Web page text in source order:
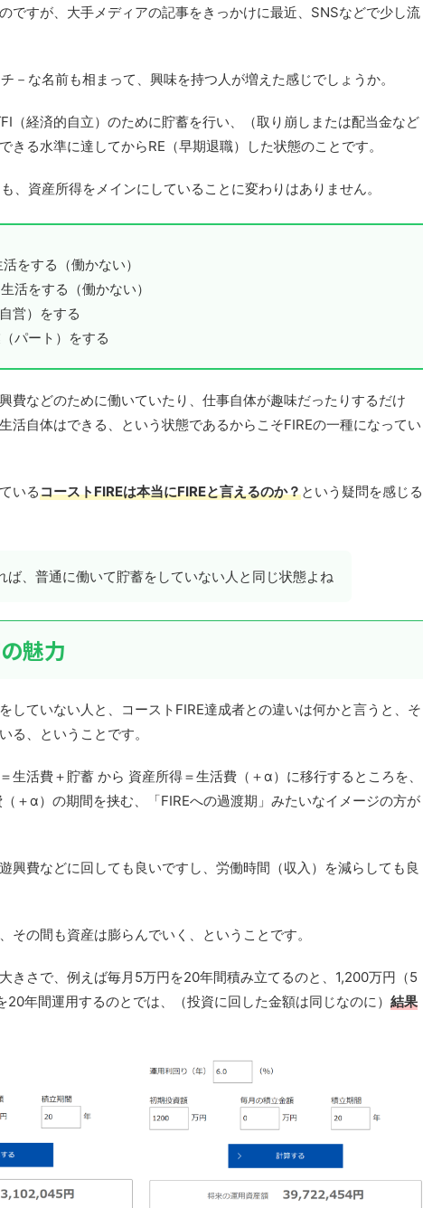
ですが、大手メディアの記事をきっかけに最近、SNSなどで少し流
－な名前も相まって、興味を持つ人が増えた感じでしょうか。
（経済的自立）のために貯蓄を行い、（取り崩しまたは配当金など
きる水準に達してからRE（早期退職）した状態のことです。
、資産所得をメインにしていることに変わりはありません。
をする（働かない）
活をする（働かない）
営）をする
パート）をする
費などのために働いていたり、仕事自体が趣味だったりするだけ
活自体はできる、という状態であるからこそFIREの一種になってい
いるコーストFIREは本当にFIREと言えるのか？という疑問を感じる
ば、普通に働いて貯蓄をしていない人と同じ状態よね
魅力
していない人と、コーストFIRE達成者との違いは何かと言うと、そ
る、ということです。
生活費＋貯蓄 から 資産所得＝生活費（＋α）に移行するところを、
＋α）の期間を挟む、「FIREへの過渡期」みたいなイメージの方が
興費などに回しても良いですし、労働時間（収入）を減らしても良
その間も資産は膨らんでいく、ということです。
きさで、例えば毎月5万円を20年間積み立てるのと、1,200万円（5
年間運用するのとでは、（投資に回した金額は同じなのに） 結果